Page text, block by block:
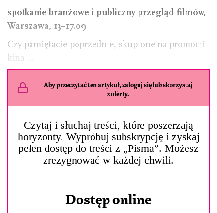
spotkanie branżowe i publiczny przegląd filmów,
Warszawa, 13–17.09
Czy pamiętacie poprzednie, skupione na promocji
kina …
Aby przeczytać ten artykuł, zaloguj się lub skorzystaj
z oferty.
Czytaj i słuchaj treści, które poszerzają
horyzonty. Wypróbuj subskrypcję i zyskaj
pełen dostęp do treści z „Pisma”. Możesz
zrezygnować w każdej chwili.
Dostęp online